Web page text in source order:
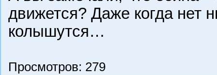
движется? Даже когда нет
колышутся…
Просмотров: 279